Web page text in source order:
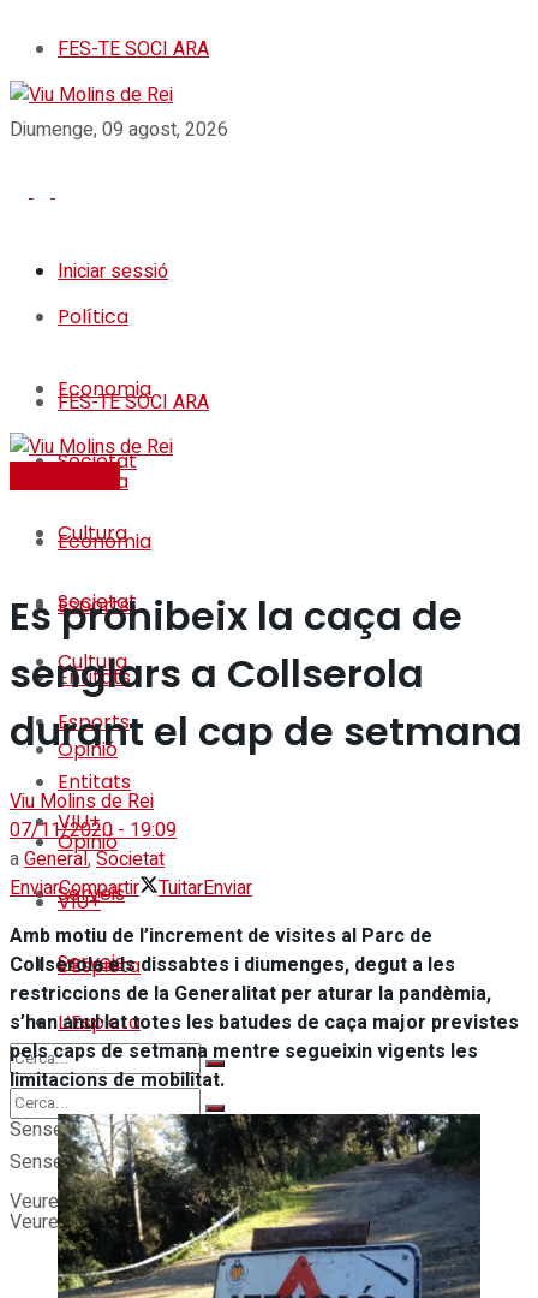
FES-TE SOCI ARA
Diumenge, 09 agost, 2026
Iniciar sessió
Política
Economia
Societat
Cultura
Esports
Entitats
Opinió
VIU+
Serveis
L’Espieta
Sense resultats
Veure tots els resultats
FES-TE SOCI ARA
Política
Economia
Societat
Cultura
Esports
Entitats
Opinió
VIU+
Serveis
L’Espieta
Sense resultats
Veure tots els resultats
Es prohibeix la caça de
senglars a Collserola
durant el cap de setmana
Viu Molins de Rei
07/11/2020 - 19:09
aGeneral,Societat
EnviarCompartir TuitarEnviar
Amb motiu de l’increment de visites al Parc de
Collserola els dissabtes i diumenges, degut a les
restriccions de la Generalitat per aturar la pandèmia,
s’han anul·lat totes les batudes de caça major previstes
pels caps de setmana mentre segueixin vigents les
limitacions de mobilitat.